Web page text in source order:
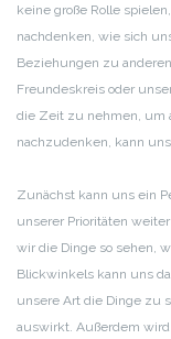
keine große Rolle
nachdenken, wie sich
Beziehungen zu
Freundeskreis oder
die Zeit zu nehmen, um
nachzudenken, kann
Zunächst kann uns ein
unserer Prioritäten
wir die Dinge so sehen,
Blickwinkels kann uns
unsere Art die Dinge zu
auswirkt. Außerdem